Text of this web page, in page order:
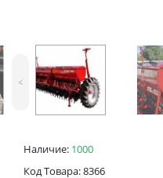
Наличие: 1000
Код Товара: 8366
<